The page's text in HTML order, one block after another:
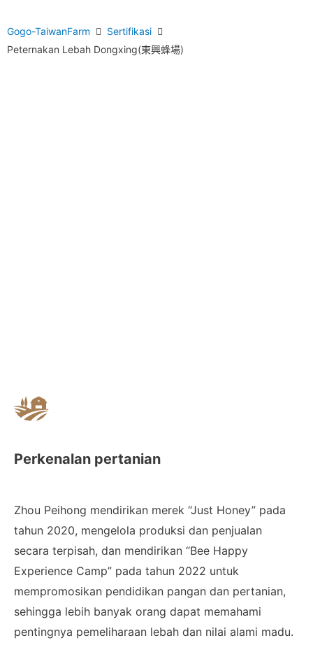
Gogo-TaiwanFarm
Sertifikasi
Peternakan Lebah Dongxing(東興蜂場)
Perkenalan pertanian
Zhou Peihong mendirikan merek “Just Honey” pada
tahun 2020, mengelola produksi dan penjualan
secara terpisah, dan mendirikan “Bee Happy
Experience Camp” pada tahun 2022 untuk
mempromosikan pendidikan pangan dan pertanian,
sehingga lebih banyak orang dapat memahami
pentingnya pemeliharaan lebah dan nilai alami madu.